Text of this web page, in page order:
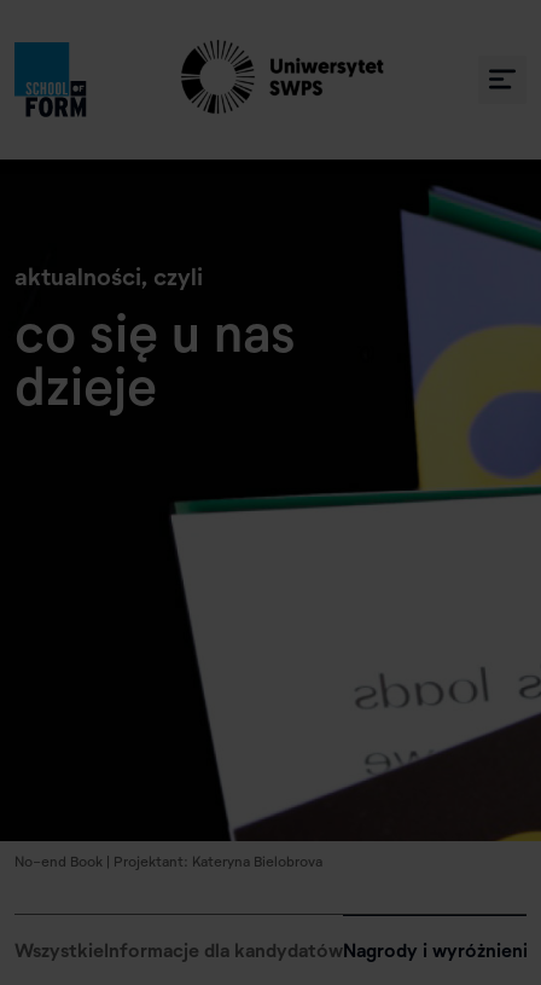
aktualności, czyli
co się u nas
dzieje
No-end Book | Projektant: Kateryna Bielobrova
WszystkieInformacje dla kandydatówNagrody i wyróżnienia